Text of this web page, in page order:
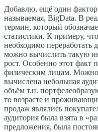
Добавлю, ещё один
называемая, BigData. В
термин, который
статистики. К примеру,
необходимо
можно вычислить такую
рост. Особенно этот факт
физическим лицам. Можно
вычислена небольшая
объём т.н.
то возрасте и
продаж являлись
аудитория была взята в
предложения, была